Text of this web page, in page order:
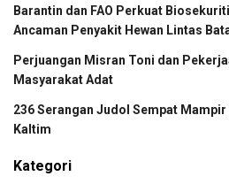
Barantin dan FAO Perkuat
Ancaman Penyakit Hewan Lintas
Perjuangan Misran Toni dan
Masyarakat Adat
236 Serangan Judol Sempat
Kaltim
Kategori